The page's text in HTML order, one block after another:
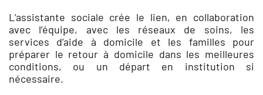
L’assistante sociale crée le lien, en collaboration
avec l’équipe, avec les réseaux de soins, les
services d’aide à domicile et les familles pour
préparer le retour à domicile dans les meilleures
conditions, ou un départ en institution si
nécessaire.